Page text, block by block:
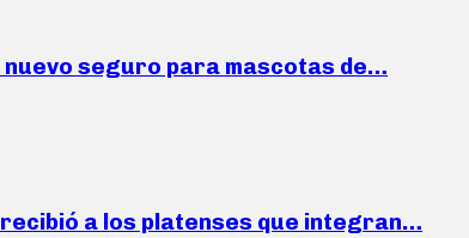
nuevo seguro para mascotas de…
a los platenses que integran…